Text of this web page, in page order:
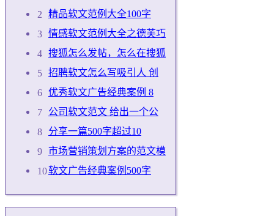
精品软文范例大全100字
情感软文范例大全之德芙巧
搜狐怎么发帖，怎么在搜狐
招聘软文怎么写吸引人 创
优秀软文广告经典案例 8
公司软文范文 给出一个公
分享一篇500字超过10
市场营销策划方案的范文模
软文广告经典案例500字